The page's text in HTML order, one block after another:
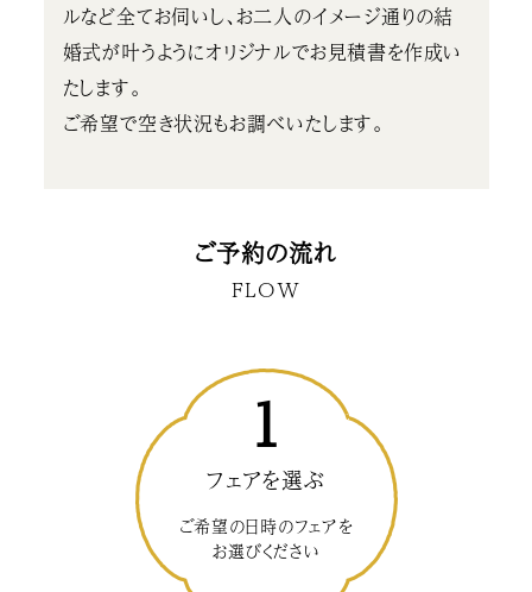
ルなど全てお伺いし、お二人のイメージ通りの結
婚式が叶うようにオリジナルでお見積書を作成い
たします。
ご希望で空き状況もお調べいたします。
ご予約の流れ
FLOW
1
フェアを選ぶ
ご希望の日時のフェアを
お選びください